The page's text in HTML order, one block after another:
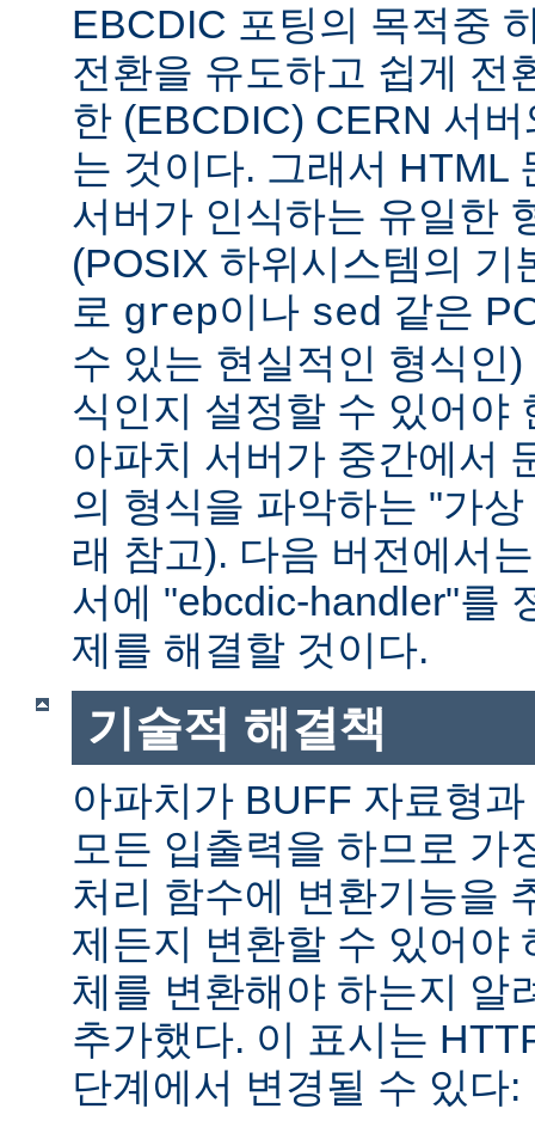
EBCDIC 포팅의 목적중
전환을 유도하고 쉽게 전
한 (EBCDIC) CERN 서
는 것이다. 그래서 HTML
서버가 인식하는 유일한
(POSIX 하위시스템의 기
로 grep이나 sed 같은
수 있는 현실적인 형식인
식인지 설정할 수 있어야
아파치 서버가 중간에서
의 형식을 파악하는 "가
래 참고). 다음 버전에서
서에 "ebcdic-handler"를
제를 해결할 것이다.
기술적 해결책
아파치가 BUFF 자료형
모든 입출력을 하므로 가
처리 함수에 변환기능을
제든지 변환할 수 있어야
체를 변환해야 하는지 알
추가했다. 이 표시는
단계에서 변경될 수 있다: